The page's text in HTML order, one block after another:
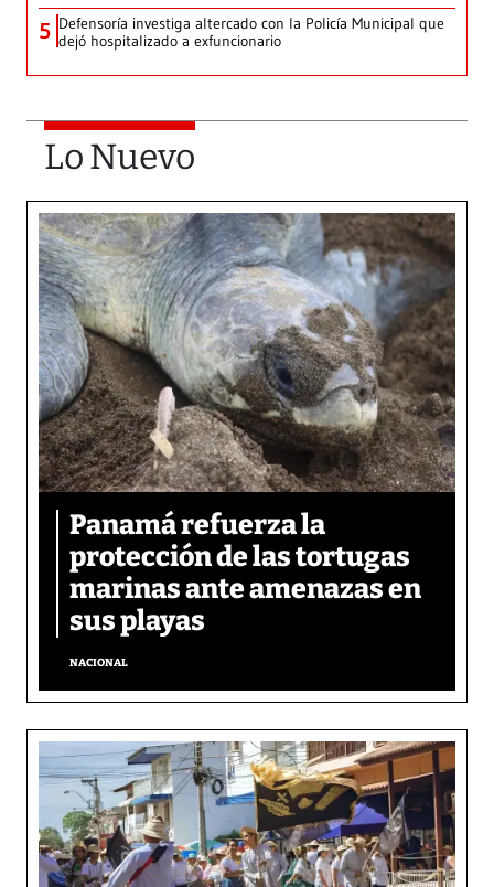
5 Defensoría investiga altercado con la Policía Municipal que
dejó hospitalizado a exfuncionario
Lo Nuevo
Panamá refuerza la
protección de las tortugas
marinas ante amenazas en
sus playas
NACIONAL